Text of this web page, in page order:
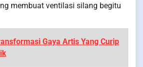
membuat ventilasi silang begitu
Gaya Artis Yang Curip